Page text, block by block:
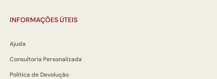
INFORMAÇÕES ÚTEIS
Ajuda
Consultoria Personalizada
Política de Devolução